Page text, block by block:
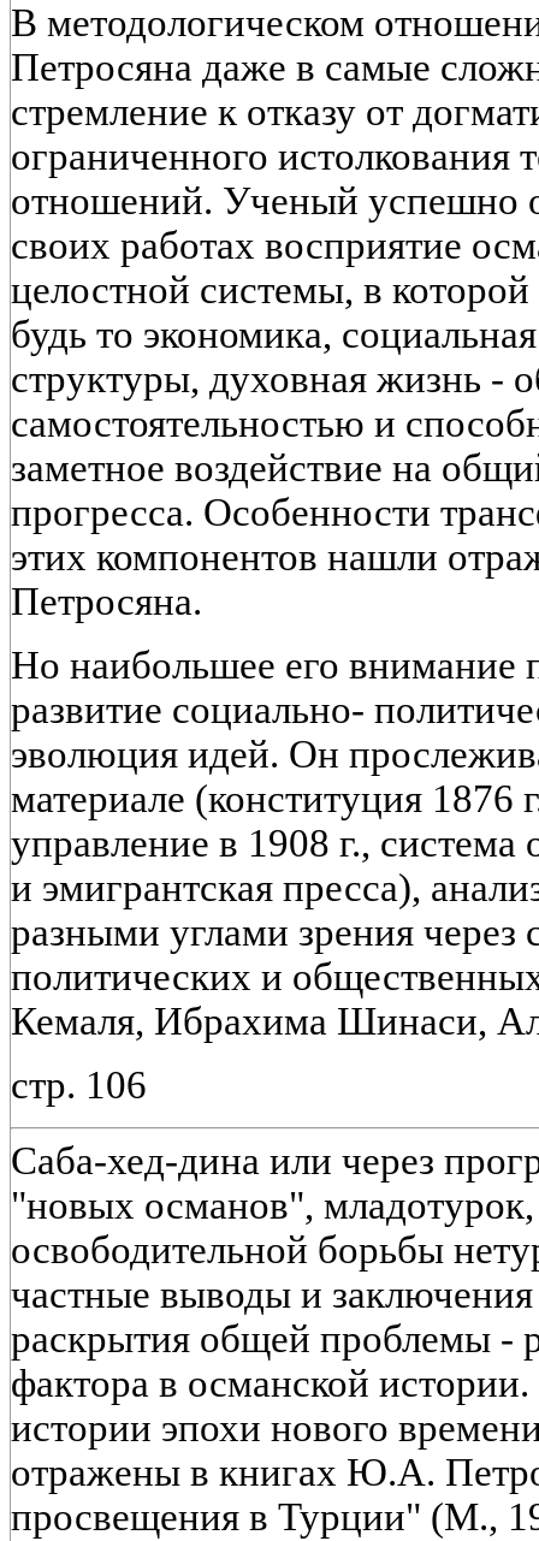
В методологическом
Петросяна даже в самые
стремление к отказу от
ограниченного истолкования
отношений. Ученый успешно
своих работах восприятие
целостной системы, в
будь то экономика,
структуры, духовная жизнь -
самостоятельностью и
заметное воздействие на
прогресса. Особенности
этих компонентов нашли
Петросяна.
Но наибольшее его внимание
развитие социально-
эволюция идей. Он
материале (конституция 1876
управление в 1908 г.,
и эмигрантская пресса),
разными углами зрения через
политических и
Кемаля, Ибрахима Шинаси,
стр. 106
Саба-хед-дина или через
"новых османов",
освободительной борьбы
частные выводы и
раскрытия общей проблемы -
фактора в османской
истории эпохи нового
отражены в книгах Ю.А.
просвещения в Турции" (М.,